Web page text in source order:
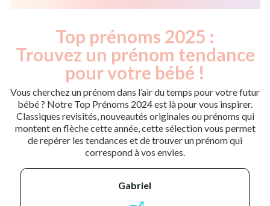
Top prénoms 2025 :
Trouvez un prénom tendance
pour votre bébé !
Vous cherchez un prénom dans l’air du temps pour votre futur
bébé ? Notre Top Prénoms 2024 est là pour vous inspirer.
Classiques revisités, nouveautés originales ou prénoms qui
montent en flèche cette année, cette sélection vous permet
de repérer les tendances et de trouver un prénom qui
correspond à vos envies.
gabriel